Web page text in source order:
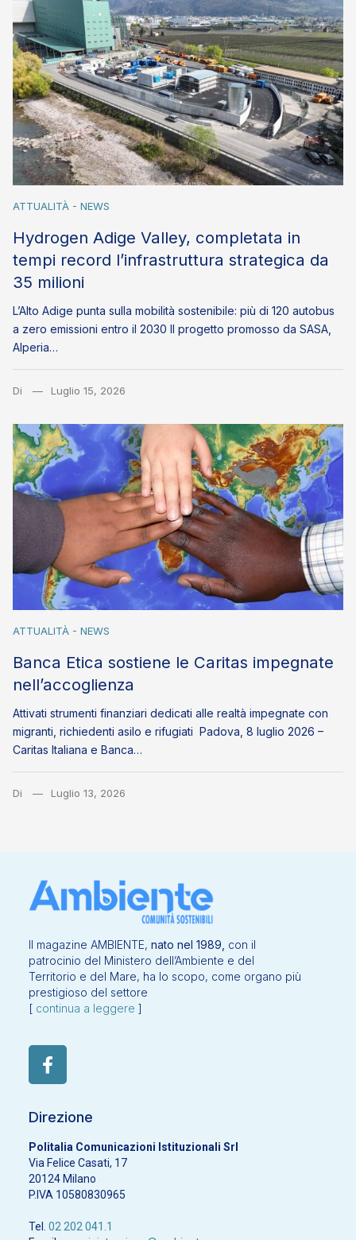
ATTUALITÀ - NEWS
Hydrogen Adige Valley, completata in
tempi record l’infrastruttura strategica da
35 milioni
L’Alto Adige punta sulla mobilità sostenibile: più di 120 autobus
a zero emissioni entro il 2030 Il progetto promosso da SASA,
Alperia…
Di Luglio 15, 2026
ATTUALITÀ - NEWS
Banca Etica sostiene le Caritas impegnate
nell’accoglienza
Attivati strumenti finanziari dedicati alle realtà impegnate con
migranti, richiedenti asilo e rifugiati Padova, 8 luglio 2026 –
Caritas Italiana e Banca…
Di Luglio 13, 2026
Il magazine AMBIENTE, nato nel 1989, con il
patrocinio del Ministero dell’Ambiente e del
Territorio e del Mare, ha lo scopo, come organo più
prestigioso del settore
[ continua a leggere ]
Direzione
Politalia Comunicazioni Istituzionali Srl
Via Felice Casati, 17
20124 Milano
P.IVA 10580830965
Tel. 02 202 041.1